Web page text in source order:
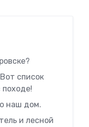
список
походе!
наш дом.
и лесной